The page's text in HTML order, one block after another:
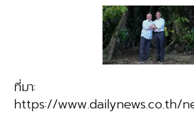
ที่มา:
https://www.dailynews.co.th/